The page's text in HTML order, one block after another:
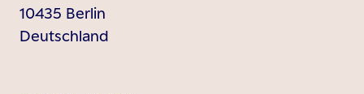
10435 Berlin
Deutschland